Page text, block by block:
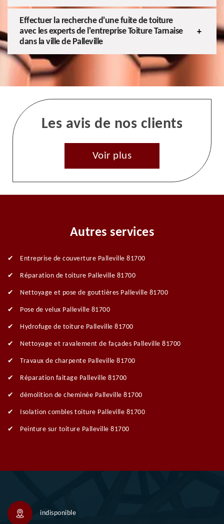
Effectuer la recherche d'une fuite de toiture
avec les experts de l'entreprise Toiture Tarnaise
dans la ville de Palleville
Les avis de nos clients
Voir plus
Autres services
Entreprise de couverture Palleville 81700
Réparation de toiture Palleville 81700
Nettoyage et pose de gouttières Palleville 81700
Pose de velux Palleville 81700
Hydrofuge de toiture Palleville 81700
Nettoyage et ravalement de façades Palleville 81700
Travaux de charpente Palleville 81700
Réparation faitage Palleville 81700
démolition de cheminée Palleville 81700
Isolation combles toiture Palleville 81700
Peinture sur toiture Palleville 81700
indisponible